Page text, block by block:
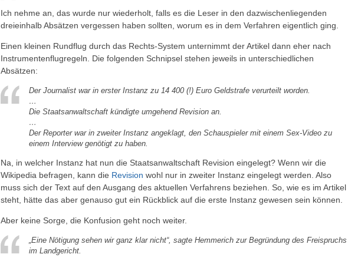
Ich nehme an, das wurde nur wiederholt, falls es die Leser in den dazwischenliegenden
dreieinhalb Absätzen vergessen haben sollten, worum es in dem Verfahren eigentlich ging.
Einen kleinen Rundflug durch das Rechts-System unternimmt der Artikel dann eher nach
Instrumentenflugregeln. Die folgenden Schnipsel stehen jeweils in unterschiedlichen
Absätzen:
Der Journalist war in erster Instanz zu 14 400 (!) Euro Geldstrafe verurteilt worden.
…
Die Staatsanwaltschaft kündigte umgehend Revision an.
…
Der Reporter war in zweiter Instanz angeklagt, den Schauspieler mit einem Sex-Video zu
einem Interview genötigt zu haben.
Na, in welcher Instanz hat nun die Staatsanwaltschaft Revision eingelegt? Wenn wir die
Wikipedia befragen, kann die Revision wohl nur in zweiter Instanz eingelegt werden. Also
muss sich der Text auf den Ausgang des aktuellen Verfahrens beziehen. So, wie es im Artikel
steht, hätte das aber genauso gut ein Rückblick auf die erste Instanz gewesen sein können.
Aber keine Sorge, die Konfusion geht noch weiter.
„Eine Nötigung sehen wir ganz klar nicht“, sagte Hemmerich zur Begründung des Freispruchs
im Landgericht.